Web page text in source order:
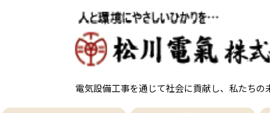
電気設備工事を通じて社会に貢献し、私たちの